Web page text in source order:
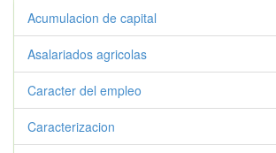
Acumulacion de capital
Asalariados agricolas
Caracter del empleo
Caracterizacion